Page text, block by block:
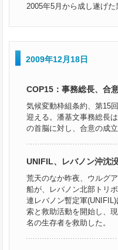
2005年5月から成し遂げた
2009年12月18日
COP15：事務総長、合
気候変動枠組条約、第15
迎える。潘基文事務総長
の首脳に対し、合意の成立
UNIFIL、レバノン沖沈
荒天のなか昨夜、ウルグ
船が、レバノン北部トリ
連レバノン暫定軍
索と救助活動を開始し、
名の生存者を救助した。